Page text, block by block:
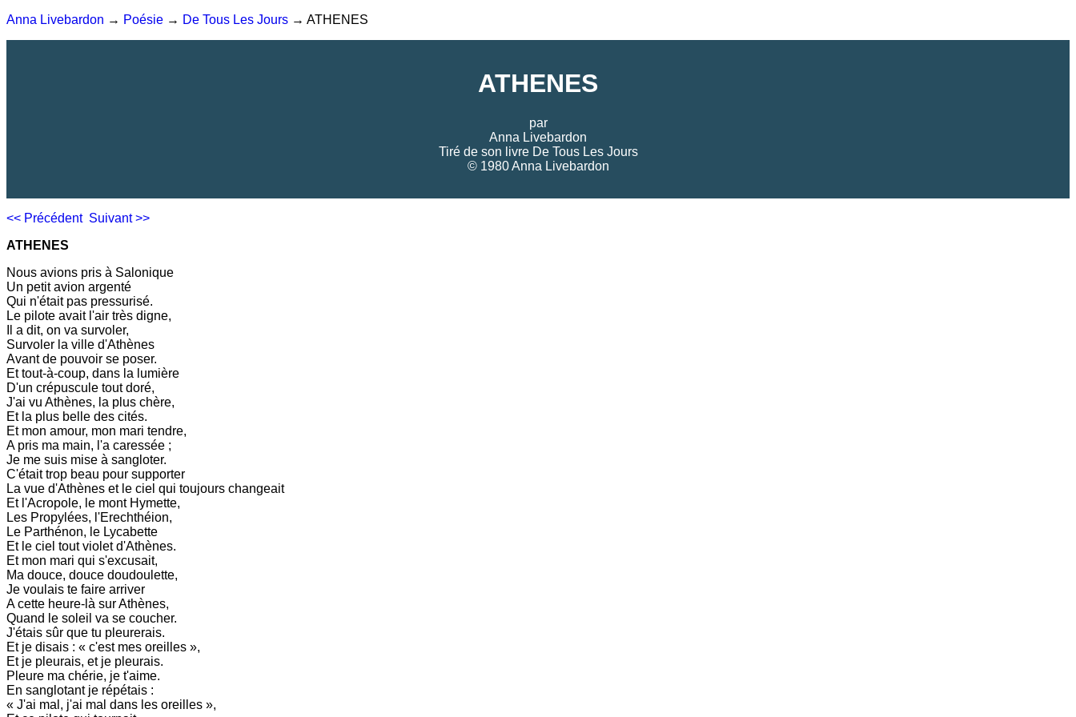
Anna Livebardon → Poésie → De Tous Les Jours → ATHENES
ATHENES
par
Anna Livebardon
Tiré de son livre De Tous Les Jours
© 1980 Anna Livebardon
<< Précédent Suivant >>
ATHENES
Nous avions pris à Salonique
Un petit avion argenté
Qui n'était pas pressurisé.
Le pilote avait l'air très digne,
Il a dit, on va survoler,
Survoler la ville d'Athènes
Avant de pouvoir se poser.
Et tout-à-coup, dans la lumière
D'un crépuscule tout doré,
J'ai vu Athènes, la plus chère,
Et la plus belle des cités.
Et mon amour, mon mari tendre,
A pris ma main, l'a caressée ;
Je me suis mise à sangloter.
C'était trop beau pour supporter
La vue d'Athènes et le ciel qui toujours changeait
Et l'Acropole, le mont Hymette,
Les Propylées, l'Erechthéion,
Le Parthénon, le Lycabette
Et le ciel tout violet d'Athènes.
Et mon mari qui s'excusait,
Ma douce, douce doudoulette,
Je voulais te faire arriver
A cette heure-là sur Athènes,
Quand le soleil va se coucher.
J'étais sûr que tu pleurerais.
Et je disais : « c'est mes oreilles »,
Et je pleurais, et je pleurais.
Pleure ma chérie, je t'aime.
En sanglotant je répétais :
« J'ai mal, j'ai mal dans les oreilles »,